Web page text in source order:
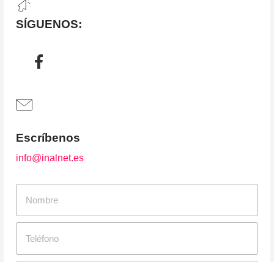
SÍGUENOS:
Escríbenos
info@inalnet.es